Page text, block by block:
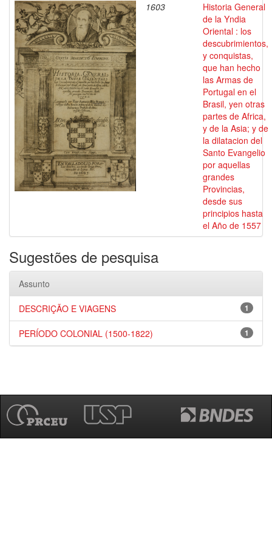
1603
Historia General
de la Yndia
Oriental : los
descubrimientos,
y conquistas,
que han hecho
las Armas de
Portugal en el
Brasil, yen otras
partes de Africa,
y de la Asia; y de
la dilatacion del
Santo Evangelio
por aquellas
grandes
Provincias,
desde sus
principios hasta
el Año de 1557
Sugestões de pesquisa
Assunto
1
DESCRIÇÃO E VIAGENS
1
PERÍODO COLONIAL (1500-1822)